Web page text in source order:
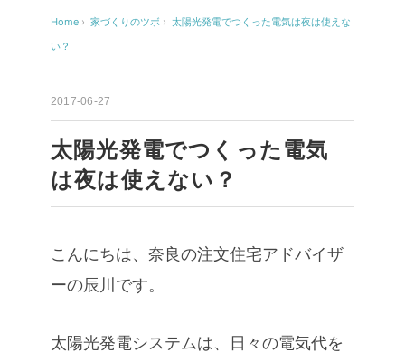
Home › 家づくりのツボ › 太陽光発電でつくった電気は夜は使えな
い？
2017-06-27
太陽光発電でつくった電気
は夜は使えない？
こんにちは、奈良の注文住宅アドバイザ
ーの辰川です。
太陽光発電システムは、日々の電気代を